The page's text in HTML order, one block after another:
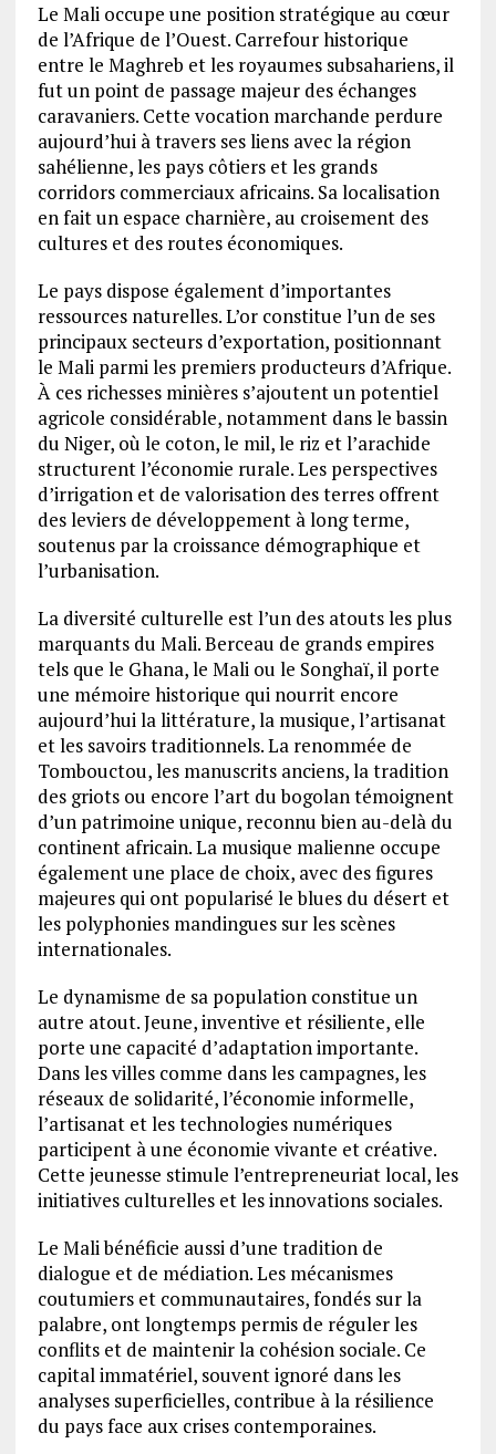
Le Mali occupe une position stratégique au cœur
de l’Afrique de l’Ouest. Carrefour historique
entre le Maghreb et les royaumes subsahariens, il
fut un point de passage majeur des échanges
caravaniers. Cette vocation marchande perdure
aujourd’hui à travers ses liens avec la région
sahélienne, les pays côtiers et les grands
corridors commerciaux africains. Sa localisation
en fait un espace charnière, au croisement des
cultures et des routes économiques.
Le pays dispose également d’importantes
ressources naturelles. L’or constitue l’un de ses
principaux secteurs d’exportation, positionnant
le Mali parmi les premiers producteurs d’Afrique.
À ces richesses minières s’ajoutent un potentiel
agricole considérable, notamment dans le bassin
du Niger, où le coton, le mil, le riz et l’arachide
structurent l’économie rurale. Les perspectives
d’irrigation et de valorisation des terres offrent
des leviers de développement à long terme,
soutenus par la croissance démographique et
l’urbanisation.
La diversité culturelle est l’un des atouts les plus
marquants du Mali. Berceau de grands empires
tels que le Ghana, le Mali ou le Songhaï, il porte
une mémoire historique qui nourrit encore
aujourd’hui la littérature, la musique, l’artisanat
et les savoirs traditionnels. La renommée de
Tombouctou, les manuscrits anciens, la tradition
des griots ou encore l’art du bogolan témoignent
d’un patrimoine unique, reconnu bien au-delà du
continent africain. La musique malienne occupe
également une place de choix, avec des figures
majeures qui ont popularisé le blues du désert et
les polyphonies mandingues sur les scènes
internationales.
Le dynamisme de sa population constitue un
autre atout. Jeune, inventive et résiliente, elle
porte une capacité d’adaptation importante.
Dans les villes comme dans les campagnes, les
réseaux de solidarité, l’économie informelle,
l’artisanat et les technologies numériques
participent à une économie vivante et créative.
Cette jeunesse stimule l’entrepreneuriat local, les
initiatives culturelles et les innovations sociales.
Le Mali bénéficie aussi d’une tradition de
dialogue et de médiation. Les mécanismes
coutumiers et communautaires, fondés sur la
palabre, ont longtemps permis de réguler les
conflits et de maintenir la cohésion sociale. Ce
capital immatériel, souvent ignoré dans les
analyses superficielles, contribue à la résilience
du pays face aux crises contemporaines.